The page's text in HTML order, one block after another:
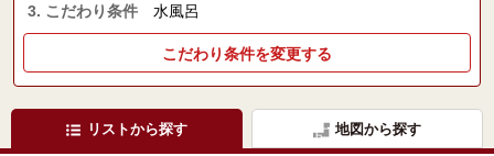
3. こだわり条件 水風呂
こだわり条件を変更する
リストから探す 地図から探す